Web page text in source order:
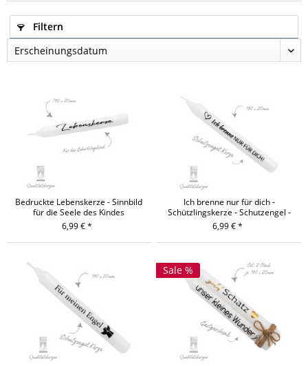
Filtern
Bedruckte Lebenskerze - Sinnbild
für die Seele des Kindes
6,99 € *
Ich brenne nur für dich -
Schützlingskerze - Schutzengel -
Herzensmensch
6,99 € *
Sale %